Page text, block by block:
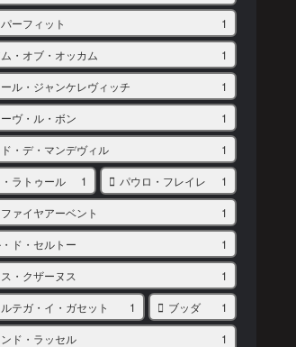
ーフィット 1
・オブ・オッカム 1
ル・ジャンケレヴィッチ 1
ヴ・ル・ボン 1
・デ・マンデヴィル 1
ラトゥール 1 パウロ・フレイレ 1
ァイヤアーベント 1
ド・セルトー 1
・クザーヌス 1
テガ・イ・ガセット 1 ブッダ 1
ド・ラッセル 1